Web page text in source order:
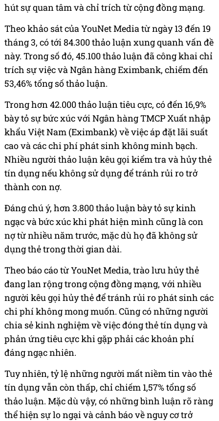
hút sự quan tâm và chỉ trích từ cộng đồng mạng.
Theo khảo sát của YouNet Media từ ngày 13 đến 19
tháng 3, có tới 84.300 thảo luận xung quanh vấn đề
này. Trong số đó, 45.100 thảo luận đã công khai chỉ
trích sự việc và Ngân hàng Eximbank, chiếm đến
53,46% tổng số thảo luận.
Trong hơn 42.000 thảo luận tiêu cực, có đến 16,9%
bày tỏ sự bức xúc với Ngân hàng TMCP Xuất nhập
khẩu Việt Nam (Eximbank) về việc áp đặt lãi suất
cao và các chi phí phát sinh không minh bạch.
Nhiều người thảo luận kêu gọi kiểm tra và hủy thẻ
tín dụng nếu không sử dụng để tránh rủi ro trở
thành con nợ.
Đáng chú ý, hơn 3.800 thảo luận bày tỏ sự kinh
ngạc và bức xúc khi phát hiện mình cũng là con
nợ từ nhiều năm trước, mặc dù họ đã không sử
dụng thẻ trong thời gian dài.
Theo báo cáo từ YouNet Media, trào lưu hủy thẻ
đang lan rộng trong cộng đồng mạng, với nhiều
người kêu gọi hủy thẻ để tránh rủi ro phát sinh các
chi phí không mong muốn. Cũng có những người
chia sẻ kinh nghiệm về việc đóng thẻ tín dụng và
phản ứng tiêu cực khi gặp phải các khoản phí
đáng ngạc nhiên.
Tuy nhiên, tỷ lệ những người mất niềm tin vào thẻ
tín dụng vẫn còn thấp, chỉ chiếm 1,57% tổng số
thảo luận. Mặc dù vậy, có những bình luận rõ ràng
thể hiện sự lo ngại và cảnh báo về nguy cơ trở